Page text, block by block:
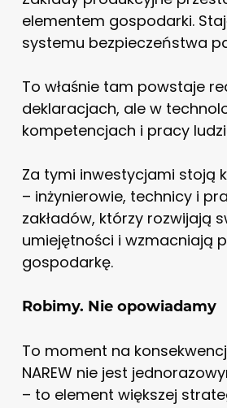
elementem gospodarki.
systemu bezpieczeństwa
To właśnie tam powstaje
deklaracjach, ale w
kompetencjach i pracy
Za tymi inwestycjami stoją
– inżynierowie, technicy i
zakładów, którzy rozwijają
umiejętności i wzmacniają
gospodarkę.
Robimy. Nie opowiadamy
To moment na
NAREW nie jest
– to element większej